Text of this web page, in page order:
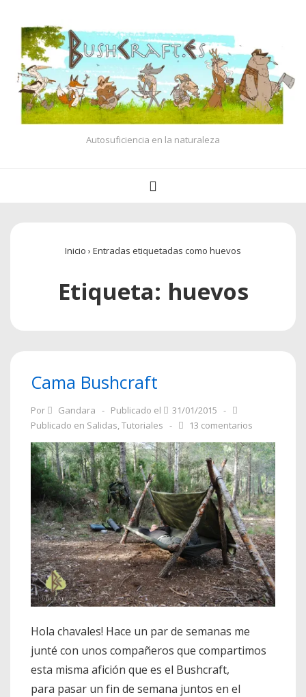
Saltar
contenido
principal
Autosuficiencia en la naturaleza
Inicio › Entradas etiquetadas como huevos
Etiqueta: huevos
Cama Bushcraft
Por Gandara Publicado el
31/01/2015
Publicado en Salidas,Tutoriales 13 comentarios
Hola chavales! Hace un par de semanas me
junté con unos compañeros que compartimos
esta misma afición que es el Bushcraft,
para pasar un fin de semana juntos en el